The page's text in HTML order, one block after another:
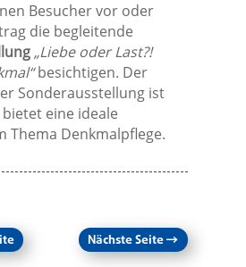
Besucher vor oder
die begleitende
„Liebe oder Last?!
besichtigen. Der
Sonderausstellung ist
eine ideale
Thema Denkmalpflege.
Nächste Seite→